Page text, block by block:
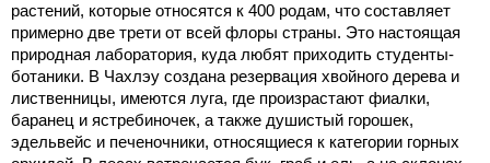
растений, которые относятся к 400 родам, что составляет
примерно две трети от всей флоры страны. Это настоящая
природная лаборатория, куда любят приходить студенты-
ботаники. В Чахлэу создана резервация хвойного дерева и
лиственницы, имеются луга, где произрастают фиалки,
баранец и ястребиночек, а также душистый горошек,
эдельвейс и печеночники, относящиеся к категории горных